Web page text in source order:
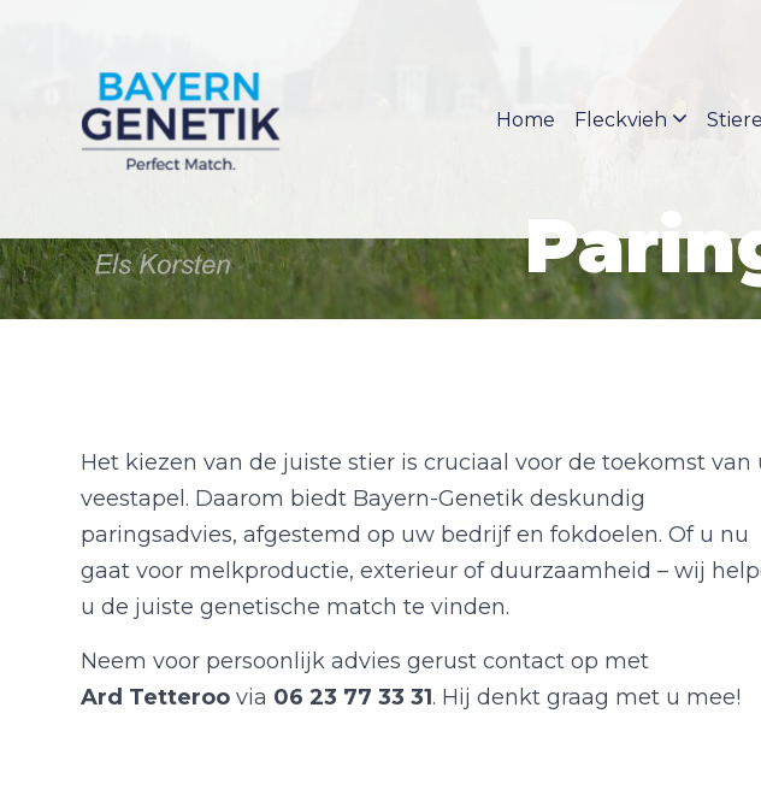
Home Fleckvieh
Het kiezen van de juiste stier is cruciaal voor de toekomst van
veestapel. Daarom biedt Bayern-Genetik deskundig
paringsadvies, afgestemd op uw bedrijf en fokdoelen. Of u nu
gaat voor melkproductie, exterieur of duurzaamheid – wij
u de juiste genetische match te vinden.
Neem voor persoonlijk advies gerust contact op met
Ard Tetteroo via 06 23 77 33 31. Hij denkt graag met u mee!